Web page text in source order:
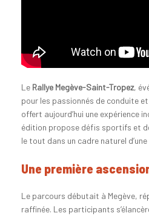
Le Rallye Megève-Saint-Tropez,
pour les passionnés de conduite
offert aujourd’hui une expérience
édition propose défis sportifs et
le tout dans un cadre naturel
Une première
Le parcours débutait à Megève,
raffinée. Les participants